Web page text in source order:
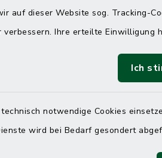
auf dieser Website sog. Tracking-
Ihre erteilte Einwilligung
Ich
notwendige Cookies
wird bei Bedarf gesondert
Freitag
Online-
Haben Sie ein
keinen zeitnahen
Telefonnummer